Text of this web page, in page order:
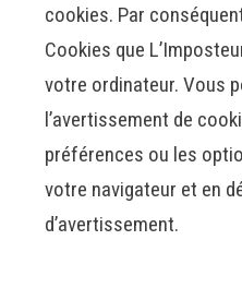
cookies. Par
Cookies que
votre ordinateur. Vous
l’avertissement de
préférences ou les
votre navigateur et en
d’avertissement.